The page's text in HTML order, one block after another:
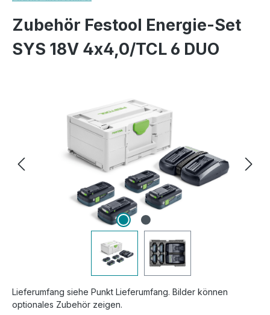
Zubehör Festool Energie-Set
SYS 18V 4x4,0/TCL 6 DUO
Bildergalerie überspringen
Lieferumfang siehe Punkt Lieferumfang. Bilder können
optionales Zubehör zeigen.